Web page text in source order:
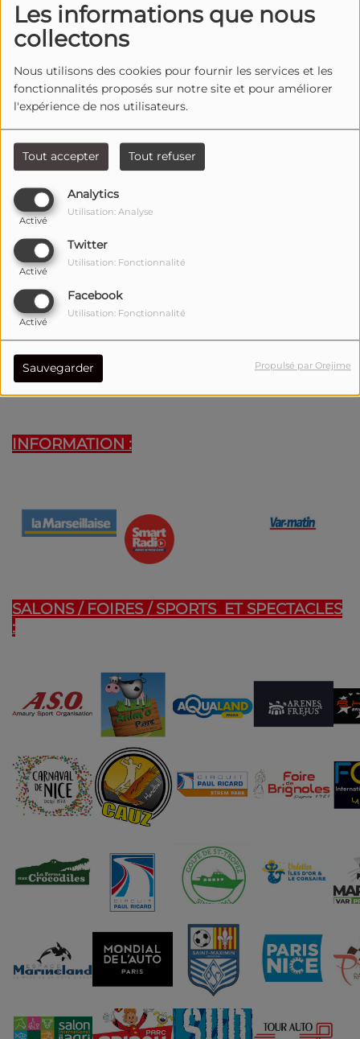
Les informations que nous
collectons
Nous utilisons des cookies pour fournir les services et les
fonctionnalités proposés sur notre site et pour améliorer
l'expérience de nos utilisateurs.
Tout accepter Tout refuser
Analytics
Activé
Utilisation: Analyse
Twitter
Activé
Utilisation: Fonctionnalité
Facebook
Activé
Utilisation: Fonctionnalité
Sauvegarder Propulsé par Orejime
INFORMATION :
SALONS / FOIRES / SPORTS ET SPECTACLES
: